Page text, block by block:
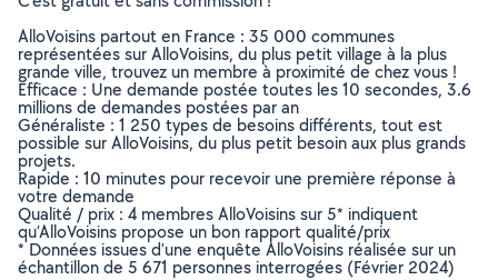
AlloVoisins partout en France : 35 000 communes
représentées sur AlloVoisins, du plus petit village à la plus
grande ville, trouvez un membre à proximité de chez vous !
Efficace : Une demande postée toutes les 10 secondes, 3.6
millions de demandes postées par an
Généraliste : 1 250 types de besoins différents, tout est
possible sur AlloVoisins, du plus petit besoin aux plus grands
projets.
Rapide : 10 minutes pour recevoir une première réponse à
votre demande
Qualité / prix : 4 membres AlloVoisins sur 5* indiquent
qu’AlloVoisins propose un bon rapport qualité/prix
* Données issues d’une enquête AlloVoisins réalisée sur un
échantillon de 5 671 personnes interrogées (Février 2024)